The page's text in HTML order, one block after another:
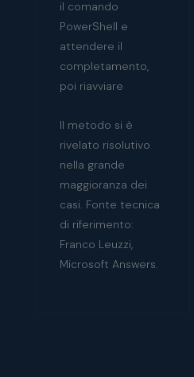
il comando
PowerShell e
attendere il
completamento,
poi riavviare
Il metodo si è
rivelato risolutivo
nella grande
maggioranza dei
casi. Fonte tecnica
di riferimento:
Franco Leuzzi,
Microsoft Answers.